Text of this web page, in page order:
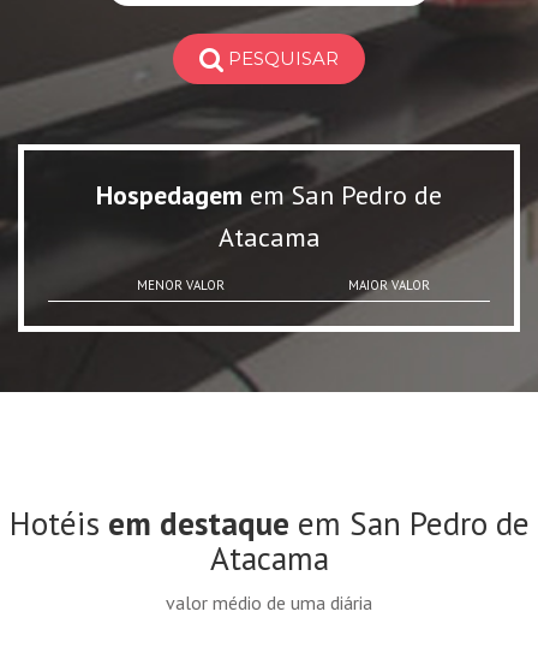
PESQUISAR
Hospedagem em San Pedro de
Atacama
MENOR VALOR MAIOR VALOR
Hotéis em destaque em San Pedro de
Atacama
valor médio de uma diária